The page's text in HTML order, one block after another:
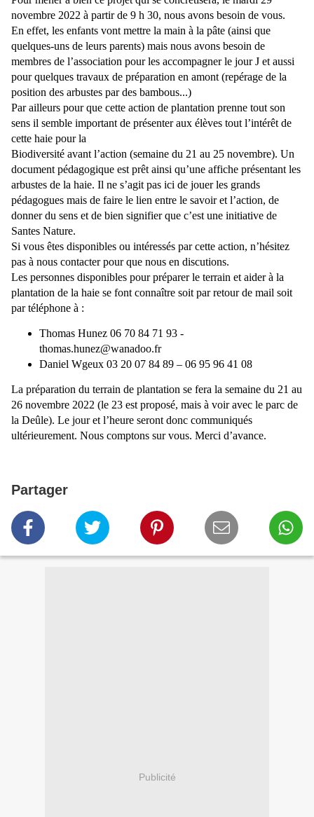
novembre 2022 à partir de 9 h 30, nous avons besoin de vous.
En effet, les enfants vont mettre la main à la pâte (ainsi que
quelques-uns de leurs parents) mais nous avons besoin de
membres de l’association pour les accompagner le jour J et aussi
pour quelques travaux de préparation en amont (repérage de la
position des arbustes par des bambous...)
Par ailleurs pour que cette action de plantation prenne tout son
sens il semble important de présenter aux élèves tout l’intérêt de
cette haie pour la
Biodiversité avant l’action (semaine du 21 au 25 novembre). Un
document pédagogique est prêt ainsi qu’une affiche présentant les
arbustes de la haie. Il ne s’agit pas ici de jouer les grands
pédagogues mais de faire le lien entre le savoir et l’action, de
donner du sens et de bien signifier que c’est une initiative de
Santes Nature.
Si vous êtes disponibles ou intéressés par cette action, n’hésitez
pas à nous contacter pour que nous en discutions.
Les personnes disponibles pour préparer le terrain et aider à la
plantation de la haie se font connaître soit par retour de mail soit
par téléphone à :
Thomas Hunez 06 70 84 71 93 -
thomas.hunez@wanadoo.fr
Daniel Wgeux 03 20 07 84 89 – 06 95 96 41 08
La préparation du terrain de plantation se fera la semaine du 21 au
26 novembre 2022 (le 23 est proposé, mais à voir avec le parc de
la Deûle). Le jour et l’heure seront donc communiqués
ultérieurement. Nous comptons sur vous. Merci d’avance.
Partager
Publicité